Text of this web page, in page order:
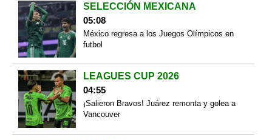
SELECCIÓN MEXICANA
05:08
México regresa a los Juegos Olímpicos en
futbol
LEAGUES CUP 2026
04:55
¡Salieron Bravos! Juárez remonta y golea a
Vancouver